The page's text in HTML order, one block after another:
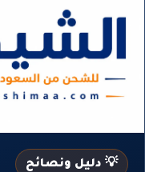
💡 دليل ونصائح